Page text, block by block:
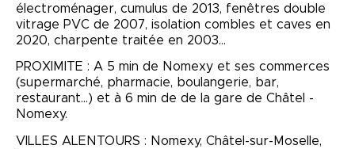
électroménager, cumulus de 2013, fenêtres double
vitrage PVC de 2007, isolation combles et caves en
2020, charpente traitée en 2003…
PROXIMITE : A 5 min de Nomexy et ses commerces
(supermarché, pharmacie, boulangerie, bar,
restaurant...) et à 6 min de de la gare de Châtel -
Nomexy.
VILLES ALENTOURS : Nomexy, Châtel-sur-Moselle,